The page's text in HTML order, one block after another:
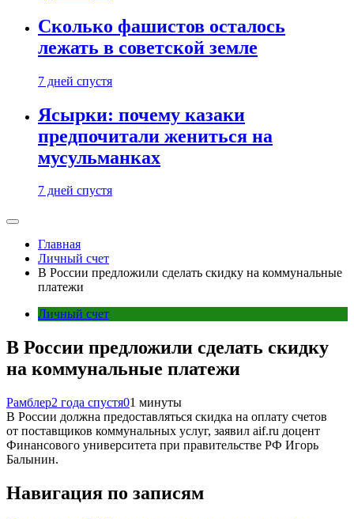
Сколько фашистов осталось
лежать в советской земле
7 дней спустя
Ясырки: почему казаки
предпочитали жениться на
мусульманках
7 дней спустя
Главная
Личный счет
В России предложили сделать скидку на коммунальные
платежи
Личный счет
В России предложили сделать скидку
на коммунальные платежи
Рамблер2 года спустя01 минуты
В России должна предоставляться скидка на оплату счетов
от поставщиков коммунальных услуг, заявил aif.ru доцент
Финансового университета при правительстве РФ Игорь
Балынин.
Навигация по записям